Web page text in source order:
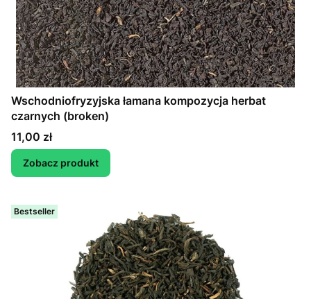
Wschodniofryzyjska łamana kompozycja herbat
czarnych (broken)
Cena
11,00 zł
Zobacz produkt
Bestseller